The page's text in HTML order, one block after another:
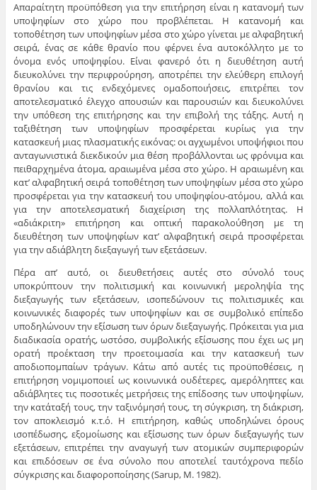
Απαραίτητη προϋπόθεση για την επιτήρηση είναι η κατανομή των
υποψηφίων στο χώρο που προβλέπεται. Η κατανομή και
τοποθέτηση των υποψηφίων μέσα στο χώρο γίνεται με αλφαβητική
σειρά, ένας σε κάθε θρανίο που φέρνει ένα αυτοκόλλητο με το
όνομα ενός υποψηφίου. Είναι φανερό ότι η διευθέτηση αυτή
διευκολύνει την περιφρούρηση, αποτρέπει την ελεύθερη επιλογή
θρανίου και τις ενδεχόμενες ομαδοποιήσεις, επιτρέπει τον
αποτελεσματικό έλεγχο απουσιών και παρουσιών και διευκολύνει
την υπόθεση της επιτήρησης και την επιβολή της τάξης. Αυτή η
ταξιθέτηση των υποψηφίων προσφέρεται κυρίως για την
κατασκευή μιας πλασματικής εικόνας: οι αγχωμένοι υποψήφιοι που
ανταγωνιστικά διεκδικούν μια θέση προβάλλονται ως φρόνιμα και
πειθαρχημένα άτομα, αραιωμένα μέσα στο χώρο. Η αραιωμένη και
κατ’ αλφαβητική σειρά τοποθέτηση των υποψηφίων μέσα στο χώρο
προσφέρεται για την κατασκευή του υποψηφίου-ατόμου, αλλά και
για την αποτελεσματική διαχείριση της πολλαπλότητας. Η
«αδιάκριτη» επιτήρηση και οπτική παρακολούθηση με τη
διευθέτηση των υποψηφίων κατ’ αλφαβητική σειρά προσφέρεται
για την αδιάβλητη διεξαγωγή των εξετάσεων.
Πέρα απ’ αυτό, οι διευθετήσεις αυτές στο σύνολό τους
υποκρύπτουν την πολιτισμική και κοινωνική μεροληψία της
διεξαγωγής των εξετάσεων, ισοπεδώνουν τις πολιτισμικές και
κοινωνικές διαφορές των υποψηφίων και σε συμβολικό επίπεδο
υποδηλώνουν την εξίσωση των όρων διεξαγωγής. Πρόκειται για μια
διαδικασία ορατής, ωστόσο, συμβολικής εξίσωσης που έχει ως μη
ορατή προέκταση την προετοιμασία και την κατασκευή των
αποδιοπομπαίων τράγων. Κάτω από αυτές τις προϋποθέσεις, η
επιτήρηση νομιμοποιεί ως κοινωνικά ουδέτερες, αμερόληπτες και
αδιάβλητες τις ποσοτικές μετρήσεις της επίδοσης των υποψηφίων,
την κατάταξή τους, την ταξινόμησή τους, τη σύγκριση, τη διάκριση,
τον αποκλεισμό κ.τ.ό. Η επιτήρηση, καθώς υποδηλώνει όρους
ισοπέδωσης, εξομοίωσης και εξίσωσης των όρων διεξαγωγής των
εξετάσεων, επιτρέπει την αναγωγή των ατομικών συμπεριφορών
και επιδόσεων σε ένα σύνολο που αποτελεί ταυτόχρονα πεδίο
σύγκρισης και διαφοροποίησης (Sarup, Μ. 1982).